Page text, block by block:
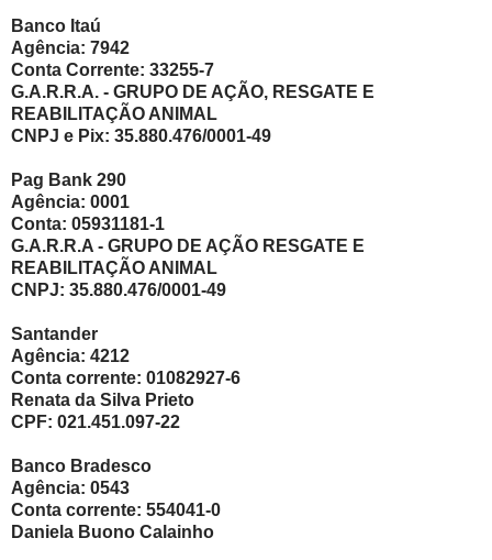
Banco Itaú
Agência: 7942
Conta Corrente: 33255-7
G.A.R.R.A. - GRUPO DE AÇÃO, RESGATE E
REABILITAÇÃO ANIMAL
CNPJ e Pix: 35.880.476/0001-49
Pag Bank 290
Agência: 0001
Conta: 05931181-1
G.A.R.R.A - GRUPO DE AÇÃO RESGATE E
REABILITAÇÃO ANIMAL
CNPJ: 35.880.476/0001-49
Santander
Agência: 4212
Conta corrente: 01082927-6
Renata da Silva Prieto
CPF: 021.451.097-22
Banco Bradesco
Agência: 0543
Conta corrente: 554041-0
Daniela Buono Calainho